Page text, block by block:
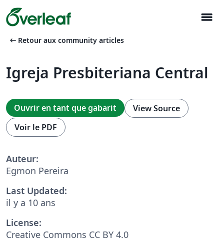
menu
arrow_left_alt Retour aux community articles
Igreja Presbiteriana Central
Ouvrir en tant que gabarit
View Source
Voir le PDF
Auteur:
Egmon Pereira
Last Updated:
il y a 10 ans
License:
Creative Commons CC BY 4.0